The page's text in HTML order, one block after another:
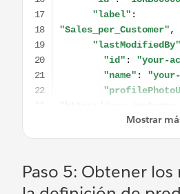
Paso 5: Obtener